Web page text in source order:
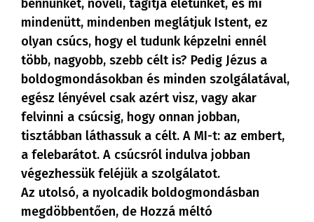
bennünket, növeli, tágítja életünket, és mi
mindenütt, mindenben meglátjuk Istent, ez
olyan csúcs, hogy el tudunk képzelni ennél
több, nagyobb, szebb célt is? Pedig Jézus a
boldogmondásokban és minden szolgálatával,
egész lényével csak azért visz, vagy akar
felvinni a csúcsig, hogy onnan jobban,
tisztábban láthassuk a célt. A MI-t: az embert,
a felebarátot. A csúcsról indulva jobban
végezhessük feléjük a szolgálatot.
Az utolsó, a nyolcadik boldogmondásban
megdöbbentően, de Hozzá méltó